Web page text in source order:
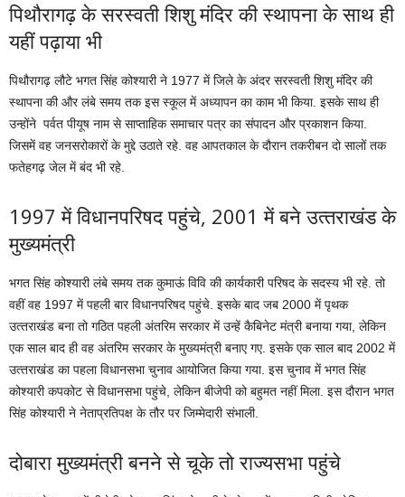
प‍िथौरागढ़ के सरस्‍वती श‍िशु मंदि‍र की स्‍थापना के साथ ही
यहीं पढ़ाया भी
प‍िथौरागढ़ लौटे भगत स‍िंह कोश्‍यारी ने 1977 में ज‍िले के अंदर सरस्‍वती श‍िशु मंद‍िर की
स्‍थापना की और लंबे समय तक इस स्‍कूल में अध्‍यापन का काम भी क‍िया. इसके साथ ही
उन्‍होंने पर्वत पीयूष नाम से साप्‍ताहि‍क समाचार पत्र का संपादन और प्रकाशन क‍िया.
ज‍िसमें वह जनसरोकारों के मुद्दे उठाते रहे. वह आपतकाल के दौरान तकरीबन दो सालों तक
फतेहगढ़ जेल में बंद भी रहे.
1997 में व‍िधानपर‍िषद पहुंचे, 2001 में बने उत्‍तराखंड के
मुख्‍यमंत्री
भगत सिंह कोश्यारी लंबे समय तक कुमाऊं व‍िव‍ि की कार्यकारी प‍र‍िषद के सदस्‍य भी रहे. तो
वहीं वह 1997 में पहली बार व‍िधानपर‍िषद पहुंचे. इसके बाद जब 2000 में पृथक
उत्‍तराखंड बना तो गठ‍ित पहली अंतर‍िम सरकार में उन्‍हें कैब‍िनेट मंत्री बनाया गया, लेक‍िन
एक साल बाद ही वह अंतर‍िम सरकार के मुख्‍यमंत्री बनाए गए. इसके एक साल बाद 2002 में
उत्‍तराखंड का पहला व‍िधानसभा चुनाव आयोज‍ित क‍िया गया. इस चुनाव में भगत स‍िंह
कोश्‍यारी कपकोट से व‍िधानसभा पहुंचे, लेक‍िन बीजेपी को बहुमत नहीं म‍िला. इस दौरान भगत
स‍िंह कोश्‍यारी ने नेताप्रत‍िपक्ष के तौर पर ज‍िम्‍मेदारी संभाली.
दोबारा मुख्‍यमंत्री बनने से चूके तो राज्‍यसभा पहुंचे